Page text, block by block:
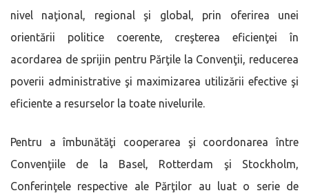
nivel naţional, regional şi global, prin oferirea unei
orientării politice coerente, creşterea eficienţei în
acordarea de sprijin pentru Părţile la Convenţii, reducerea
poverii administrative şi maximizarea utilizării efective şi
eficiente a resurselor la toate nivelurile.
Pentru a îmbunătăţi cooperarea şi coordonarea între
Convenţiile de la Basel, Rotterdam şi Stockholm,
Conferinţele respective ale Părţilor au luat o serie de